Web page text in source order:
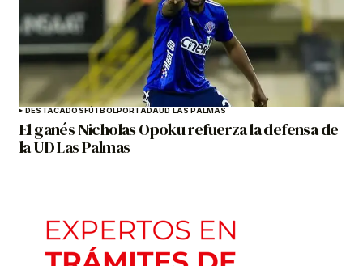
DESTACADOSFÚTBOLPORTADAUD LAS PALMAS
El ganés Nicholas Opoku refuerza la defensa de
la UD Las Palmas